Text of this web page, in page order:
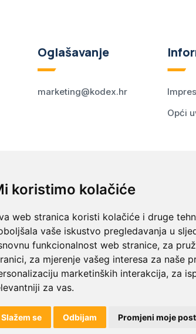
koristimo kolačiće
web stranica koristi kolačiće i druge
vaše iskustvo pregledavanja u
funkcionalnost web stranice, za
, za mjerenje vašeg interesa za naše
marketinških interakcija, za
za vas.
Slažem se Odbijam Promjeni moje
Oglašavanje
marketing@kodex.hr
Opći